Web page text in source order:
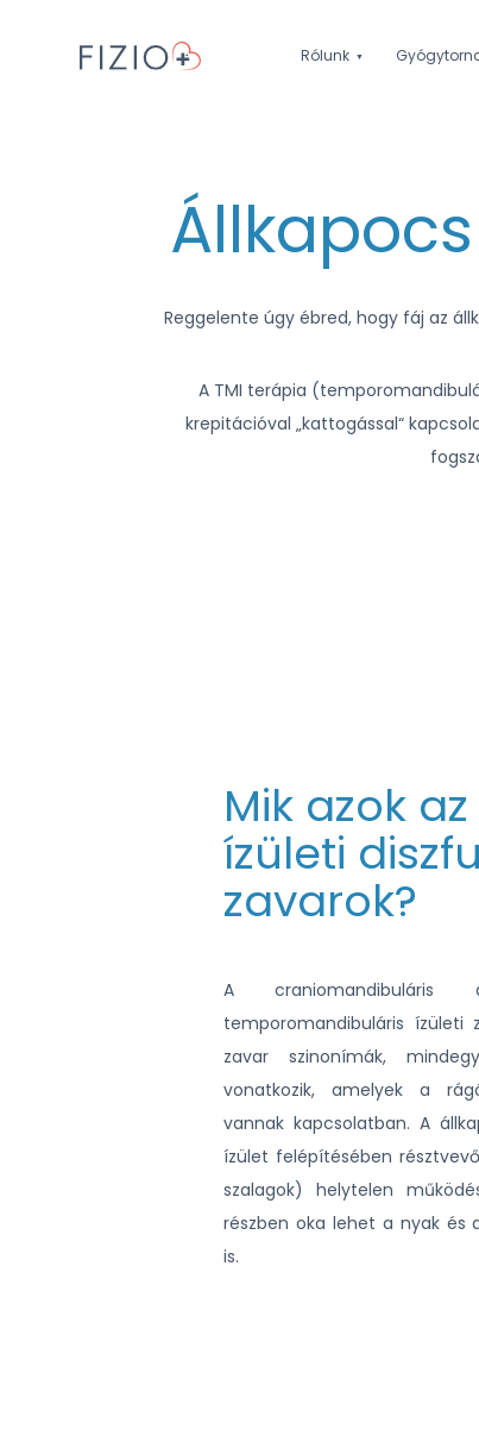
Rólunk
Reggelente úgy ébred, hogy fáj az
A TMI terápia
krepitációval „kattogással“
Mik azok
ízületi
zavarok?
A craniomandibuláris
temporomandibuláris ízületi
zavar szinonímák,
vonatkozik, amelyek a
vannak kapcsolatban. A
ízület felépítésében
szalagok) helytelen
részben oka lehet a nyak és
is.